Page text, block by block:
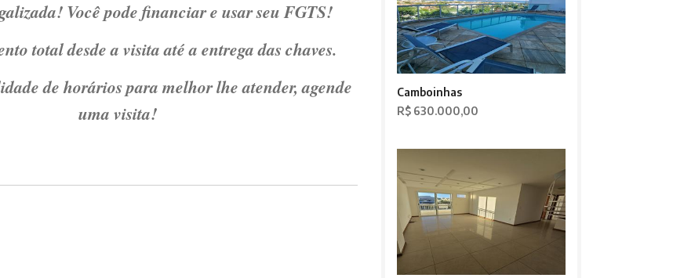
Você pode financiar e usar seu FGTS!
total desde a visita até a entrega das chaves.
de horários para melhor lhe atender, agende
uma visita!
Camboinhas
R$ 630.000,00